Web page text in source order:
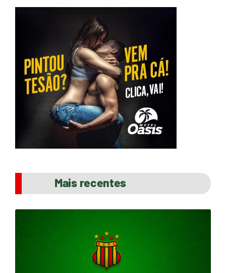
Mais recentes